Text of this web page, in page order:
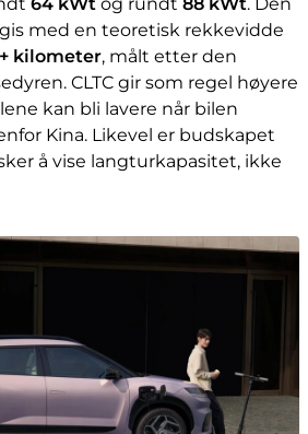
med en teoretisk rekkevidde
kilometer, målt etter den
CLTC gir som regel høyere
kan bli lavere når bilen
Kina. Likevel er budskapet
å vise langturkapasitet, ikke